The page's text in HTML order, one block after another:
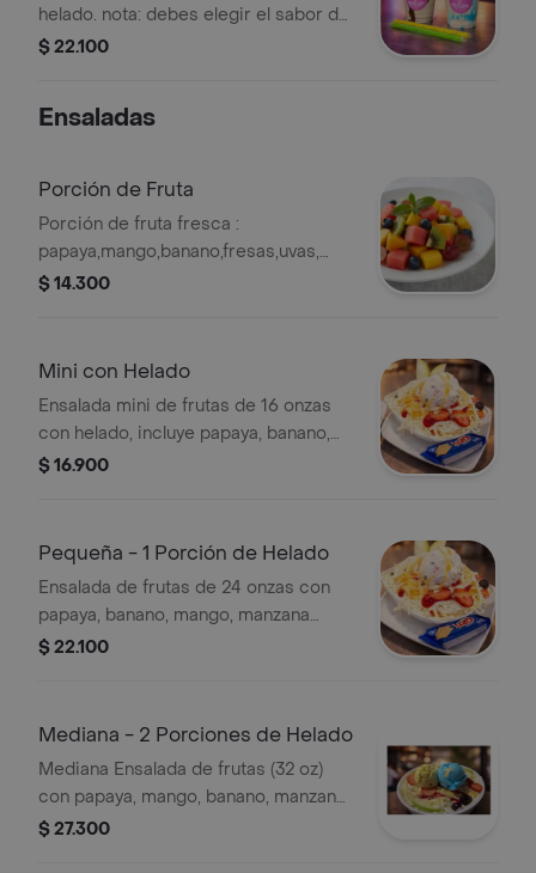
helado. nota: debes elegir el sabor de
tu malteada según el sabor de helado.
$ 22.100
Ensaladas
Porción de Fruta
Porción de fruta fresca :
papaya,mango,banano,fresas,uvas,
manzana verde y manzana roja.
$ 14.300
Mini con Helado
Ensalada mini de frutas de 16 onzas
con helado, incluye papaya, banano,
mango, manzana verde, manzana roja,
$ 16.900
Pequeña - 1 Porción de Helado
Ensalada de frutas de 24 onzas con
papaya, banano, mango, manzana
verde, manzana roja, uvas y fresa.
jarabe.
$ 22.100
Mediana - 2 Porciones de Helado
Mediana Ensalada de frutas (32 oz)
con papaya, mango, banano, manzana
verde, manzana roja, fresa y uvas.
$ 27.300